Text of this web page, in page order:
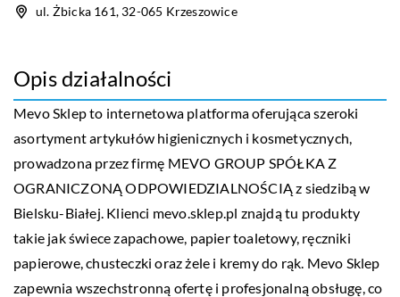
ul. Żbicka 161, 32-065 Krzeszowice
Opis działalności
Mevo Sklep to internetowa platforma oferująca szeroki
asortyment artykułów higienicznych i kosmetycznych,
prowadzona przez firmę MEVO GROUP SPÓŁKA Z
OGRANICZONĄ ODPOWIEDZIALNOŚCIĄ z siedzibą w
Bielsku-Białej. Klienci mevo.sklep.pl znajdą tu produkty
takie jak świece zapachowe, papier toaletowy, ręczniki
papierowe, chusteczki oraz żele i kremy do rąk. Mevo Sklep
zapewnia wszechstronną ofertę i profesjonalną obsługę, co